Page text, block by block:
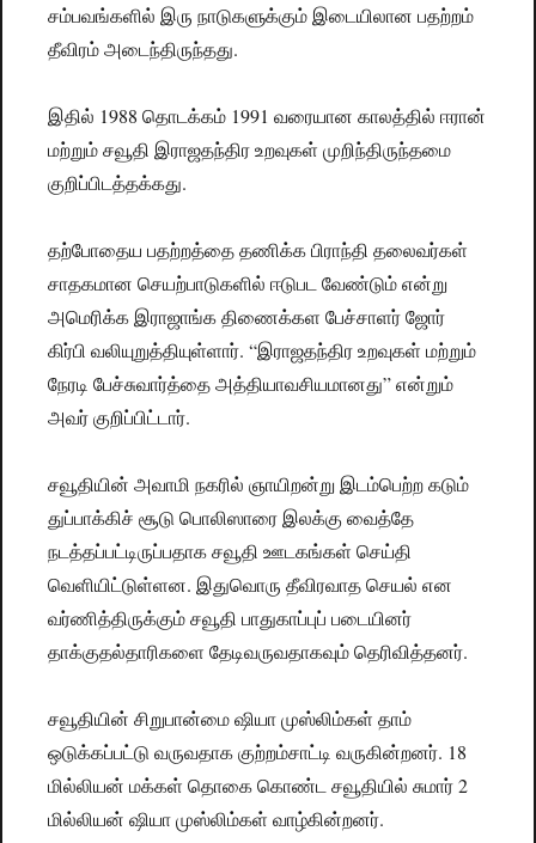
சம்பவங்களில் இரு நாடுகளுக்கும் இடையிலான பதற்றம்
தீவிரம் அடைந்திருந்தது.
இதில் 1988 தொடக்கம் 1991 வரையான காலத்தில் ஈரான்
மற்றும் சவூதி இராஜதந்திர உறவுகள் முறிந்திருந்தமை
குறிப்பிடத்தக்கது.
தற்போதைய பதற்றத்தை தணிக்க பிராந்தி தலைவர்கள்
சாதகமான செயற்பாடுகளில் ஈடுபட வேண்டும் என்று
அமெரிக்க இராஜாங்க திணைக்கள பேச்சாளர் ஜோர்
கிர்பி வலியுறுத்தியுள்ளார். “இராஜதந்திர உறவுகள் மற்றும்
நேரடி பேச்சுவார்த்தை அத்தியாவசியமானது” என்றும்
அவர் குறிப்பிட்டார்.
சவூதியின் அவாமி நகரில் ஞாயிறன்று இடம்பெற்ற கடும்
துப்பாக்கிச் சூடு பொலிஸாரை இலக்கு வைத்தே
நடத்தப்பட்டிருப்பதாக சவூதி ஊடகங்கள் செய்தி
வெளியிட்டுள்ளன. இதுவொரு தீவிரவாத செயல் என
வர்ணித்திருக்கும் சவூதி பாதுகாப்புப் படையினர்
தாக்குதல்தாரிகளை தேடிவருவதாகவும் தெரிவித்தனர்.
சவூதியின் சிறுபான்மை ஷியா முஸ்லிம்கள் தாம்
ஒடுக்கப்பட்டு வருவதாக குற்றம்சாட்டி வருகின்றனர். 18
மில்லியன் மக்கள் தொகை கொண்ட சவூதியில் சுமார் 2
மில்லியன் ஷியா முஸ்லிம்கள் வாழ்கின்றனர்.